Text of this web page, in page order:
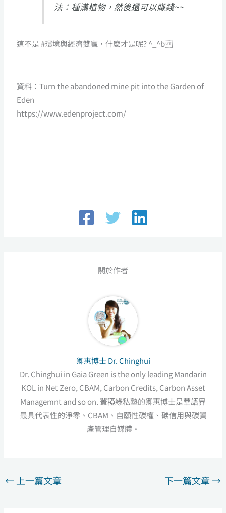
法：種滿植物，然後還可以賺錢~~
這不是 #環境與經濟雙贏，什麼才是呢? ^_^b
資料：Turn the abandoned mine pit into the Garden of
Eden
https://www.edenproject.com/
關於作者
卿惠博士 Dr. Chinghui
Dr. Chinghui in Gaia Green is the only leading Mandarin
KOL in Net Zero, CBAM, Carbon Credits, Carbon Asset
Managemnt and so on. 蓋稏綠私塾的卿惠博士是華語界
最具代表性的淨零、CBAM、自願性碳權、碳信用與碳資
產管理自媒體。
← 上一篇文章 下一篇文章→